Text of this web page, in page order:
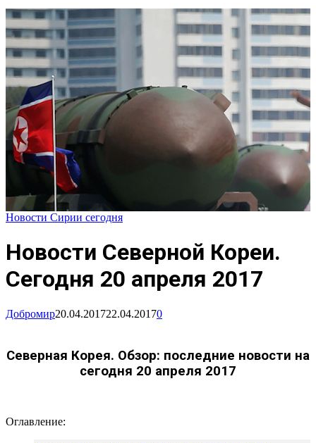
Новости Сирии сегодня
Новости Северной Кореи.
Сегодня 20 апреля 2017
Добромир20.04.201722.04.20170
Северная Корея. Обзор: последние новости на
сегодня 20 апреля 2017
Оглавление: